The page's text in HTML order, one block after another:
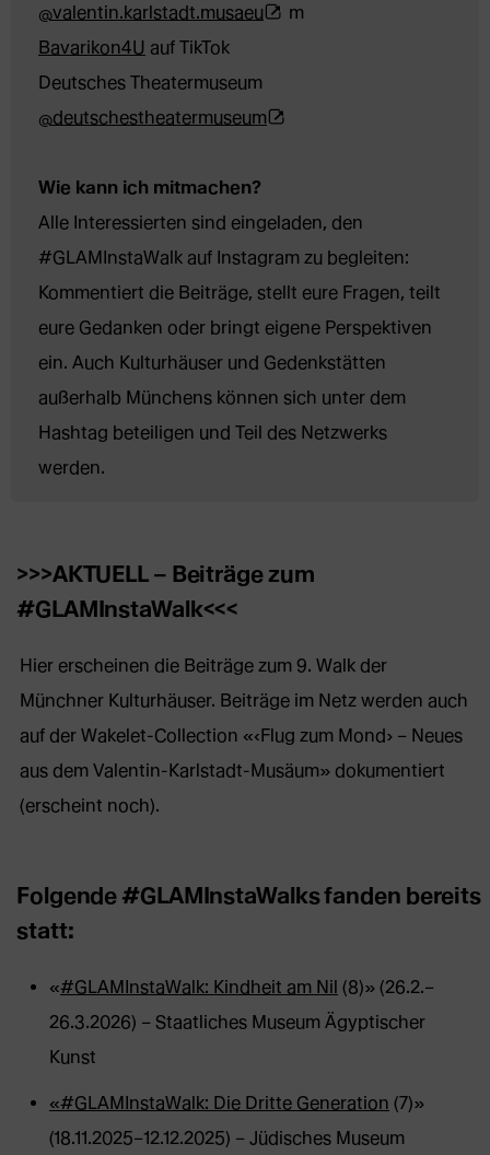
neuem
@valentin.karlstadt.musaeu(Öffnet
in
Bavarikon4U auf TikTok
@deutschestheatermuseum(Öffnet
in
neuem
Tab)
Wie kann ich mitmachen?
Alle Interessierten sind eingeladen, den
#GLAMInstaWalk auf Instagram zu begleiten:
Kommentiert die Beiträge, stellt eure Fragen, teilt
eure Gedanken oder bringt eigene Perspektiven
ein. Auch Kulturhäuser und Gedenkstätten
außerhalb Münchens können sich unter dem
Hashtag beteiligen und Teil des Netzwerks
werden.
>>>AKTUELL – Beiträge zum
#GLAMInstaWalk<<<
Hier erscheinen die Beiträge zum 9. Walk der
Münchner Kulturhäuser. Beiträge im Netz werden auch
auf der Wakelet-Collection «‹Flug zum Mond› – Neues
aus dem Valentin-Karlstadt-Musäum» dokumentiert
(erscheint noch).
Folgende #GLAMInstaWalks fanden bereits
statt:
«#GLAMInstaWalk: Kindheit am Nil (8)» (26.2.–
26.3.2026) – Staatliches Museum Ägyptischer
Kunst
«#GLAMInstaWalk: Die Dritte Generation (7)»
(18.11.2025–12.12.2025) – Jüdisches Museum